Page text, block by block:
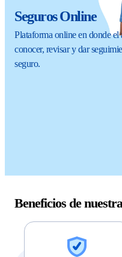
Seguros Online
Plataforma online en donde el
conocer, revisar y dar
seguro.
Beneficios de